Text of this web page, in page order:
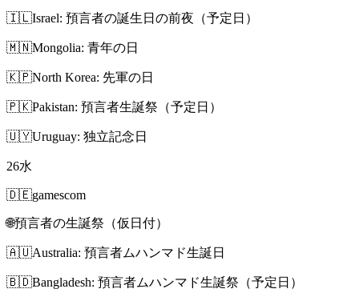
🇮🇱Israel: 預言者の誕生日の前夜（予定日）
🇲🇳Mongolia: 青年の日
🇰🇵North Korea: 先軍の日
🇵🇰Pakistan: 預言者生誕祭（予定日）
🇺🇾Uruguay: 独立記念日
26水
🇩🇪gamescom
🌐預言者の生誕祭（仮日付）
🇦🇺Australia: 預言者ムハンマド生誕日
🇧🇩Bangladesh: 預言者ムハンマド生誕祭（予定日）